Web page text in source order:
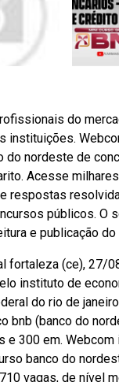
do
instituições.
do nordeste de
Acesse
respostas
públicos. O
e publicação do
fortaleza (ce), 27/
instituto de
do rio de
bnb (banco do
e 300 em.
banco do
vagas, de nível